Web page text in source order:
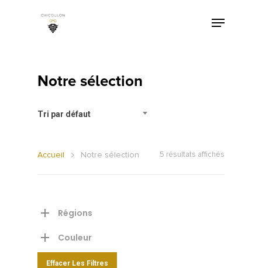
Notre sélection
Tri par défaut
5 résultats affichés
Accueil Notre sélection
Régions
Couleur
Effacer Les Filtres